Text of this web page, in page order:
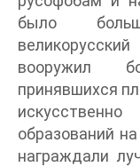
было
вооружил
принявшихся
образований
награждали